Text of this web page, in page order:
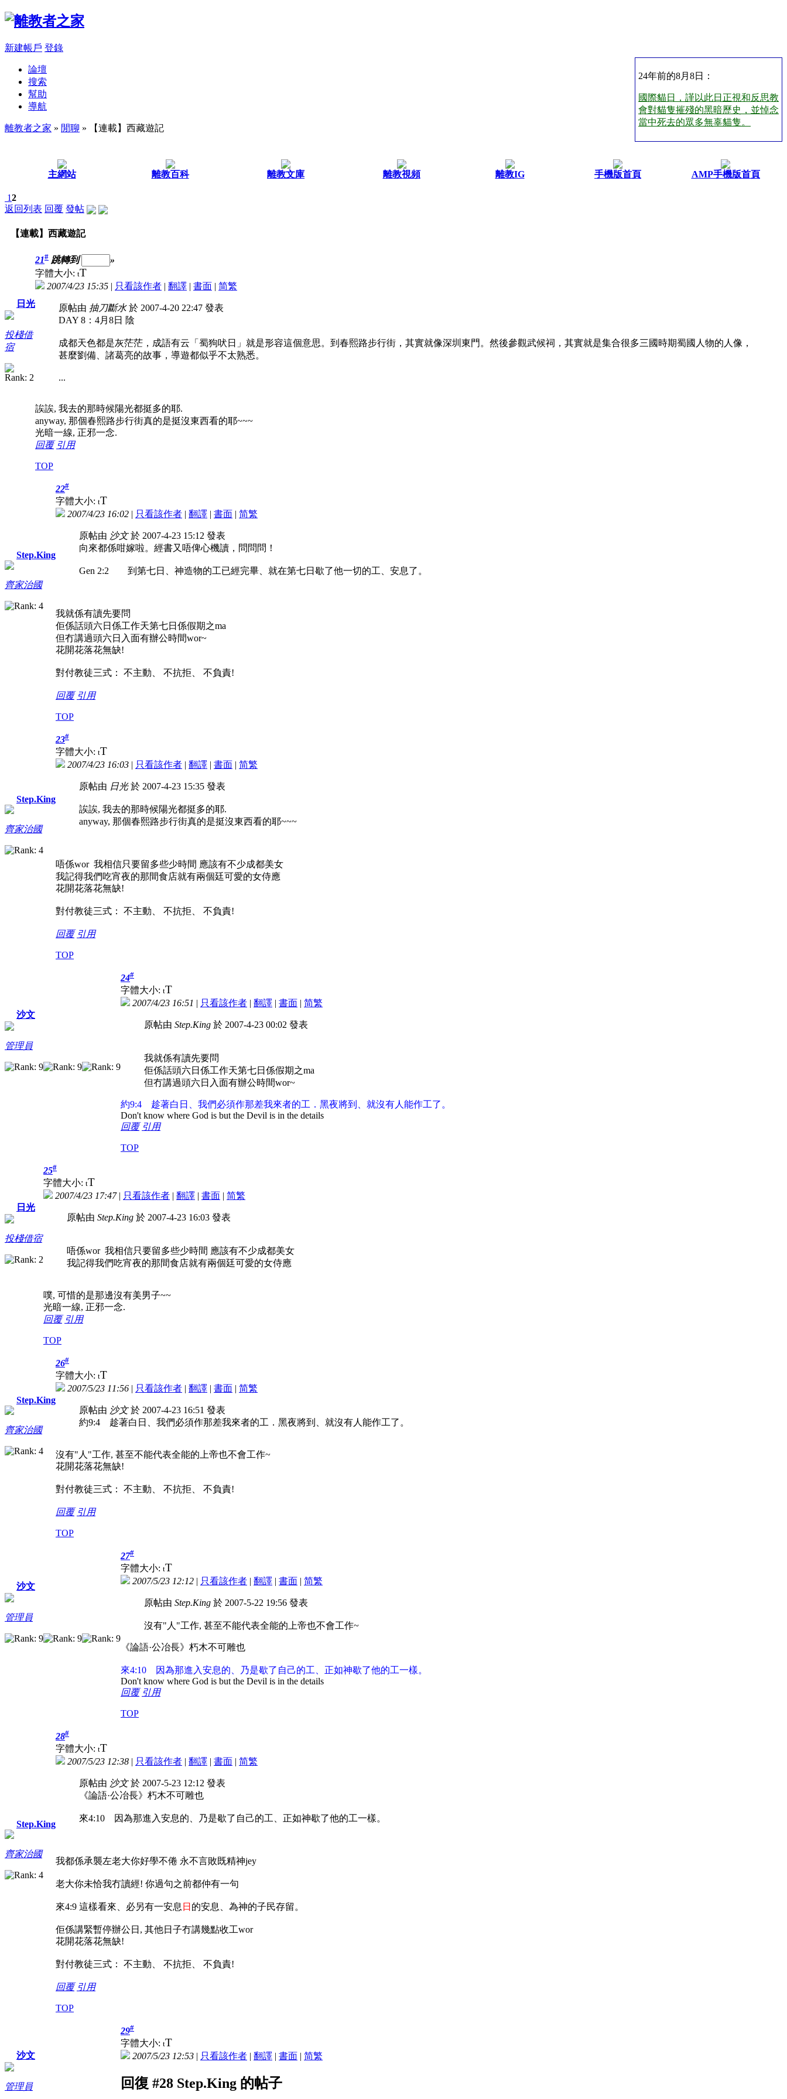
新建帳戶 登錄
24年前的8月8日：
國際貓日，謹以此日正視和反思教
會對貓隻摧殘的黑暗歷史，並悼念
當中死去的眾多無辜貓隻。
論壇
搜索
幫助
導航
離教者之家 » 閒聊 » 【連載】西藏遊記
主網站 離教百科 離教文庫 離教視頻 離教IG 手機版首頁 AMP手機版首頁
12
返回列表 回覆 發帖
【連載】西藏遊記
日光
投棧借
宿
21# 跳轉到
»
字體大小: tT
2007/4/23 15:35 | 只看該作者 | 翻譯 | 書面 | 简繁
原帖由 抽刀斷水於 2007-4-20 22:47 發表
DAY 8：4月8日 陰
成都天色都是灰茫茫，成語有云「蜀狗吠日」就是形容這個意思。到春熙路步行街，其實就像深圳東門。然後參觀武候祠，其實就是集合很多三國時期蜀國人物的人像，
甚麼劉備、諸葛亮的故事，導遊都似乎不太熟悉。
...
誒誒, 我去的那時候陽光都挺多的耶.
anyway, 那個春熙路步行街真的是挺沒東西看的耶~~~
光暗一線, 正邪一念.
回覆 引用
TOP
Step.King
齊家治國
22#
字體大小: tT
2007/4/23 16:02 | 只看該作者 | 翻譯 | 書面 | 简繁
原帖由 沙文於 2007-4-23 15:12 發表
向來都係咁嫁啦。經書又唔俾心機讀，問問問！
Gen 2:2 到第七日、神造物的工已經完畢、就在第七日歇了他一切的工、安息了。
我就係有讀先要問
佢係話頭六日係工作天第七日係假期之ma
但冇講過頭六日入面有辦公時間wor~
花開花落花無缺!
對付教徒三式： 不主動、 不抗拒、 不負責!
回覆 引用
TOP
Step.King
齊家治國
23#
字體大小: tT
2007/4/23 16:03 | 只看該作者 | 翻譯 | 書面 | 简繁
原帖由 日光於 2007-4-23 15:35 發表
誒誒, 我去的那時候陽光都挺多的耶.
anyway, 那個春熙路步行街真的是挺沒東西看的耶~~~
唔係wor 我相信只要留多些少時間 應該有不少成都美女
我記得我們吃宵夜的那間食店就有兩個廷可愛的女侍應
花開花落花無缺!
對付教徒三式： 不主動、 不抗拒、 不負責!
回覆 引用
TOP
沙文
管理員
24#
字體大小: tT
2007/4/23 16:51 | 只看該作者 | 翻譯 | 書面 | 简繁
原帖由 Step.King 於 2007-4-23 00:02 發表
我就係有讀先要問
佢係話頭六日係工作天第七日係假期之ma
但冇講過頭六日入面有辦公時間wor~
約9:4 趁著白日、我們必須作那差我來者的工．黑夜將到、就沒有人能作工了。
Don't know where God is but the Devil is in the details
回覆 引用
TOP
日光
投棧借宿
25#
字體大小: tT
2007/4/23 17:47| 只看該作者 | 翻譯 | 書面 | 简繁
原帖由 Step.King 於 2007-4-23 16:03 發表
唔係wor 我相信只要留多些少時間 應該有不少成都美女
我記得我們吃宵夜的那間食店就有兩個廷可愛的女侍應
噗, 可惜的是那邊沒有美男子~~
光暗一線, 正邪一念.
回覆 引用
TOP
Step.King
齊家治國
26#
字體大小: tT
2007/5/23 11:56 | 只看該作者 | 翻譯 | 書面 | 简繁
原帖由 沙文於 2007-4-23 16:51 發表
約9:4 趁著白日、我們必須作那差我來者的工．黑夜將到、就沒有人能作工了。
沒有"人"工作, 甚至不能代表全能的上帝也不會工作~
花開花落花無缺!
對付教徒三式： 不主動、 不抗拒、 不負責!
回覆 引用
TOP
沙文
管理員
27#
字體大小: tT
2007/5/23 12:12 | 只看該作者 | 翻譯 | 書面 | 简繁
原帖由 Step.King 於 2007-5-22 19:56 發表
沒有"人"工作, 甚至不能代表全能的上帝也不會工作~
《論語·公冶長》朽木不可雕也
來4:10 因為那進入安息的、乃是歇了自己的工、正如神歇了他的工一樣。
Don't know where God is but the Devil is in the details
回覆 引用
TOP
Step.King
齊家治國
28#
字體大小: tT
2007/5/23 12:38 | 只看該作者 | 翻譯 | 書面 | 简繁
原帖由 沙文於 2007-5-23 12:12 發表
《論語·公冶長》朽木不可雕也
來4:10 因為那進入安息的、乃是歇了自己的工、正如神歇了他的工一樣。
我都係承襲左老大你好學不倦 永不言敗既精神jey
老大你未恰我冇讀經! 你過句之前都仲有一句
來4:9 這樣看來、必另有一安息 日 的安息、為神的子民存留。
佢係講緊暫停辦公日, 其他日子冇講幾點收工wor
花開花落花無缺!
對付教徒三式： 不主動、 不抗拒、 不負責!
回覆 引用
TOP
沙文
管理員
29#
字體大小: tT
2007/5/23 12:53 | 只看該作者 | 翻譯 | 書面 | 简繁
回復 #28 Step.King 的帖子